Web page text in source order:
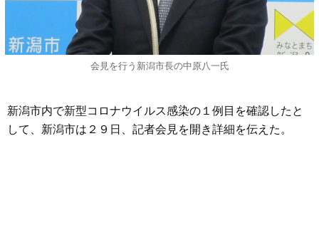
会見を行う新潟市長の中原八一氏
新潟市内で新型コロナウイルス感染の１例目を確認したと
して、新潟市は２９日、記者会見を開き詳細を伝えた。